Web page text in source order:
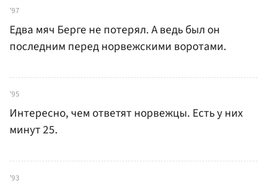
'97
Едва мяч Берге не потерял. А ведь был он
последним перед норвежскими воротами.
'95
Интересно, чем ответят норвежцы. Есть у них
минут 25.
'93